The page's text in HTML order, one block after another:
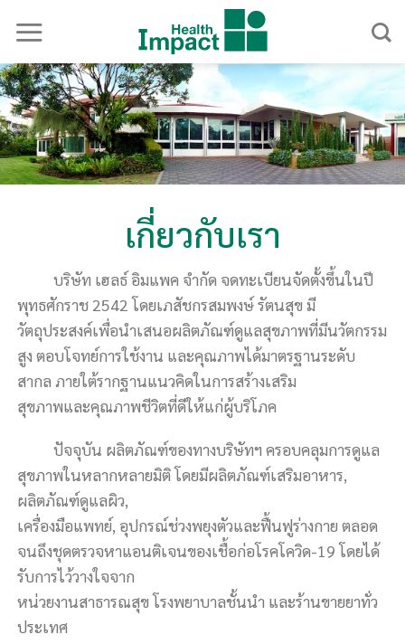
เกี่ยวกับเรา
บริษัท เฮลธ์ อิมแพค จำกัด จดทะเบียนจัดตั้งขึ้นในปี
พุทธศักราช 2542 โดยเภสัชกรสมพงษ์ รัตนสุข มี
วัตถุประสงค์เพื่อนำเสนอผลิตภัณฑ์ดูแลสุขภาพที่มีนวัตกรรม
สูง ตอบโจทย์การใช้งาน และคุณภาพได้มาตรฐานระดับ
สากล ภายใต้รากฐานแนวคิดในการสร้างเสริม
สุขภาพและคุณภาพชีวิตที่ดีให้แก่ผู้บริโภค
ปัจจุบัน ผลิตภัณฑ์ของทางบริษัทฯ ครอบคลุมการดูแล
สุขภาพในหลากหลายมิติ โดยมีผลิตภัณฑ์เสริมอาหาร,
ผลิตภัณฑ์ดูแลผิว,
เครื่องมือแพทย์, อุปกรณ์ช่วงพยุงตัวและฟื้นฟูร่างกาย ตลอด
จนถึงชุดตรวจหาแอนติเจนของเชื้อก่อโรคโควิด-19 โดยได้
รับการไว้วางใจจาก
หน่วยงานสาธารณสุข โรงพยาบาลชั้นนำ และร้านขายยาทั่ว
ประเทศ